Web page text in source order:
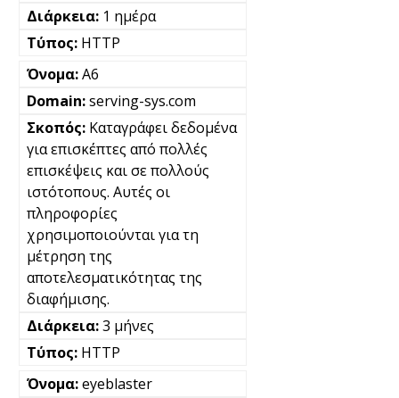
1 ημέρα
HTTP
A6
serving-sys.com
Καταγράφει δεδομένα
για επισκέπτες από πολλές
επισκέψεις και σε πολλούς
ιστότοπους. Αυτές οι
πληροφορίες
χρησιμοποιούνται για τη
μέτρηση της
αποτελεσματικότητας της
διαφήμισης.
3 μήνες
HTTP
eyeblaster